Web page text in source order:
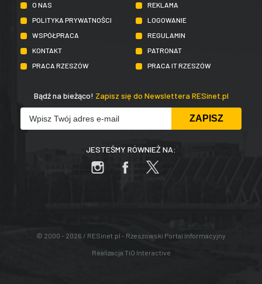
O NAS
REKLAMA
POLITYKA PRYWATNOŚCI
LOGOWANIE
WSPÓŁPRACA
REGULAMIN
KONTAKT
PATRONAT
PRACA RZESZÓW
PRACA IT RZESZÓW
Bądź na bieżąco! Zapisz się do Newslettera RESinet.pl
JESTEŚMY RÓWNIEŻ NA:
© 2000 - 2026 / RESinet.pl - Rzeszowski Portal Informacyjny
Realizacja TiO Interactive